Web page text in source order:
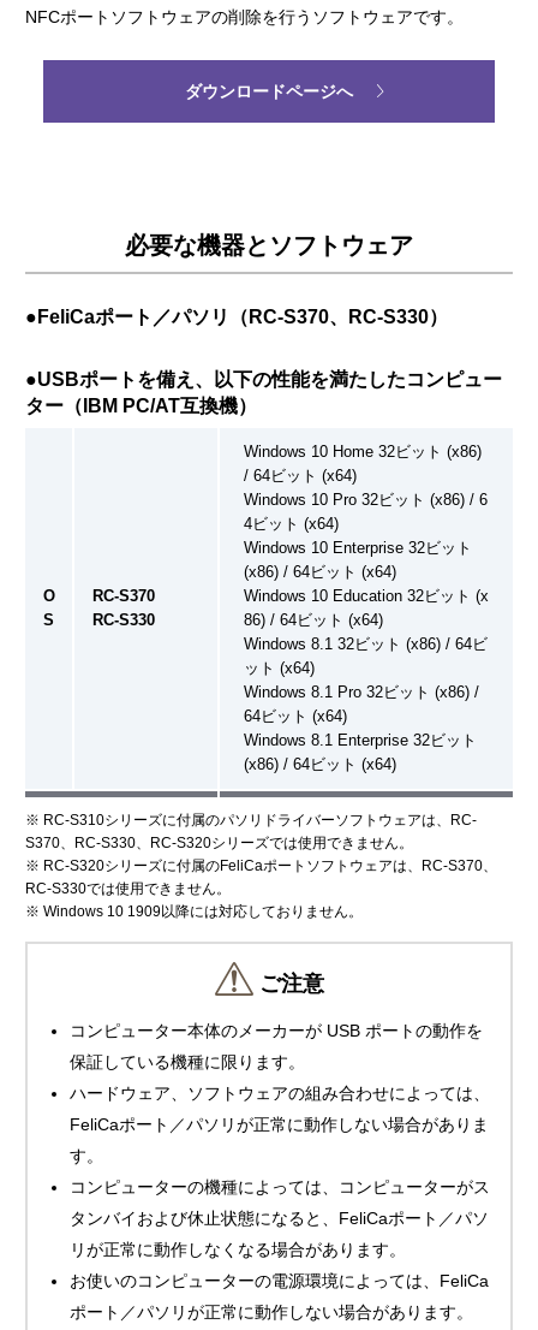
NFCポートソフトウェアの削除を行うソフトウェアです。
ダウンロードページへ
必要な機器とソフトウェア
●FeliCaポート／パソリ（RC-S370、RC-S330）
●USBポートを備え、以下の性能を満たしたコンピュー
ター（IBM PC/AT互換機）
O
S
RC-S370
RC-S330
Windows 10 Home 32ビット (x86)
/ 64ビット (x64)
Windows 10 Pro 32ビット (x86) / 6
4ビット (x64)
Windows 10 Enterprise 32ビット
(x86) / 64ビット (x64)
Windows 10 Education 32ビット (x
86) / 64ビット (x64)
Windows 8.1 32ビット (x86) / 64ビ
ット (x64)
Windows 8.1 Pro 32ビット (x86) /
64ビット (x64)
Windows 8.1 Enterprise 32ビット
(x86) / 64ビット (x64)
※ RC-S310シリーズに付属のパソリドライバーソフトウェアは、RC-
S370、RC-S330、RC-S320シリーズでは使用できません。
※ RC-S320シリーズに付属のFeliCaポートソフトウェアは、RC-S370、
RC-S330では使用できません。
※ Windows 10 1909以降には対応しておりません。
ご注意
コンピューター本体のメーカーが USB ポートの動作を
保証している機種に限ります。
ハードウェア、ソフトウェアの組み合わせによっては、
FeliCaポート／パソリが正常に動作しない場合がありま
す。
コンピューターの機種によっては、コンピューターがス
タンバイおよび休止状態になると、FeliCaポート／パソ
リが正常に動作しなくなる場合があります。
お使いのコンピューターの電源環境によっては、FeliCa
ポート／パソリが正常に動作しない場合があります。